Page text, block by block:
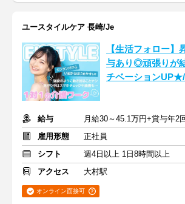
ユースタイルケア 長崎/Je
【生活フォロー】
与あり◎頑張りが
チベーション
給与
雇用形態
正社員
シフト
週4日以上 1日8時間以上
アクセス
大村駅
オンライン面接可